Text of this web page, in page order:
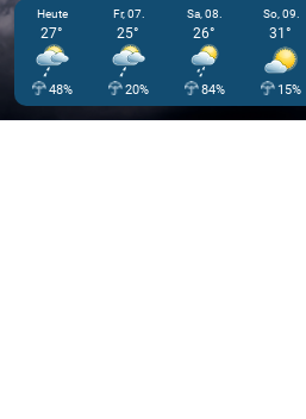
Heute
27°
48%
Fr, 07.
25°
20%
Sa, 08.
26°
84%
So, 09.
31°
15%